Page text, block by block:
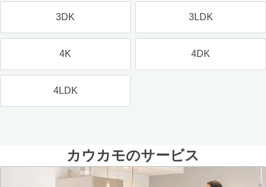
3DK 3LDK
4K 4DK
4LDK
カウカモのサービス